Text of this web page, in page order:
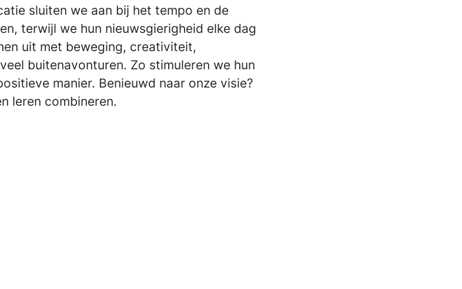
sluiten we aan bij het tempo en de
terwijl we hun nieuwsgierigheid elke dag
uit met beweging, creativiteit,
buitenavonturen. Zo stimuleren we hun
manier. Benieuwd naar onze visie?
leren combineren.